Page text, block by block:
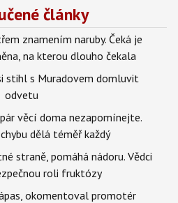
články
znamením naruby. Čeká je
na kterou dlouho čekala
stihl s Muradovem domluvit
odvetu
věcí doma nezapomínejte.
dělá téměř každý
straně, pomáhá nádoru. Vědci
roli fruktózy
okomentoval promotér